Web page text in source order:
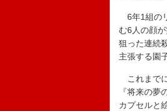
6年1組の
む6人の顔
狙った連続
主張する園
これまで
『将来の
カプセルと